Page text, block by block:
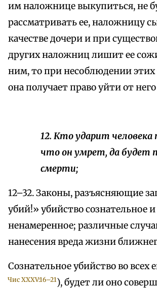
им наложнице выкупиться, не
рассматривать ее, наложницу
качестве дочери и при
других наложниц лишит ее
ним, то при несоблюдении этих
она получает право уйти от
12. Кто ударит человека
что он умрет, да будет
смерти;
12–32. Законы, разъясняющие
убий!» убийство сознательное и
ненамеренное; различные
нанесения вреда жизни
Сознательное убийство во всех
Чис XXXV:16–21), будет ли оно